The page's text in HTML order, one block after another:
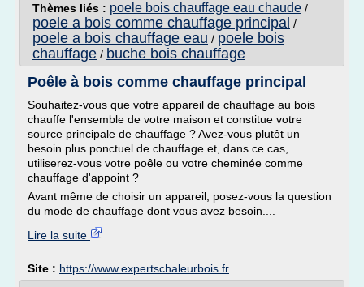
Thèmes liés : poele bois chauffage eau chaude /
poele a bois comme chauffage principal /
poele a bois chauffage eau / poele bois
chauffage / buche bois chauffage
Poêle à bois comme chauffage principal
Souhaitez-vous que votre appareil de chauffage au bois
chauffe l'ensemble de votre maison et constitue votre
source principale de chauffage ? Avez-vous plutôt un
besoin plus ponctuel de chauffage et, dans ce cas,
utiliserez-vous votre poêle ou votre cheminée comme
chauffage d'appoint ?
Avant même de choisir un appareil, posez-vous la question
du mode de chauffage dont vous avez besoin....
Lire la suite
Site : https://www.expertschaleurbois.fr